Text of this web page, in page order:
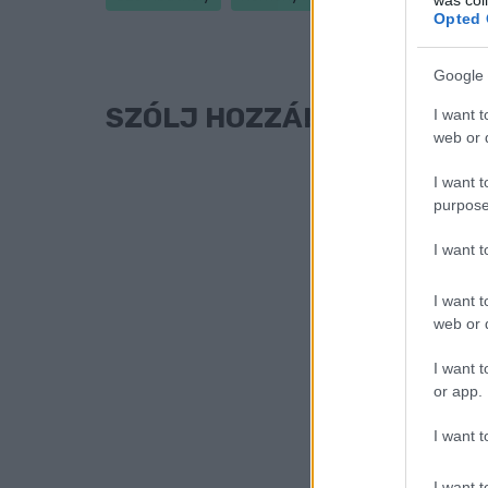
Opted
Google
I want
web or
I want
I want
I want
web or
I want
or app.
I want
SZÓLJ HOZZÁ!